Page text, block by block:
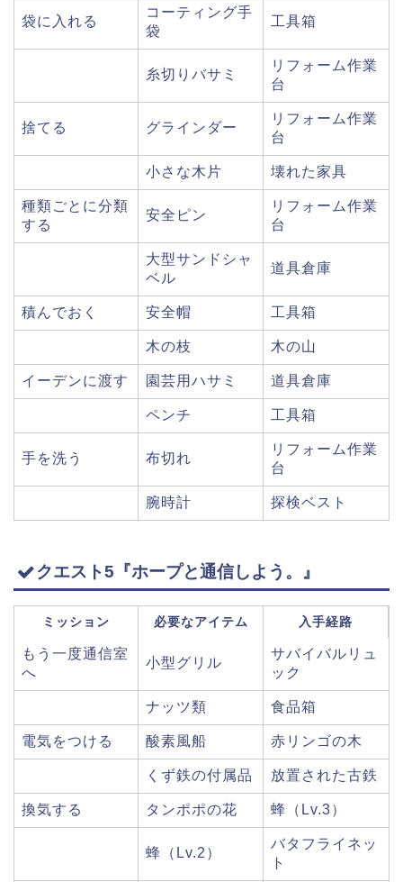
袋に入れる
コーティング手
袋
工具箱
糸切りバサミ
リフォーム作業
台
捨てる グラインダー
リフォーム作業
台
小さな木片 壊れた家具
種類ごとに分類
する
安全ピン
リフォーム作業
台
大型サンドシャ
ベル
道具倉庫
積んでおく 安全帽 工具箱
木の枝 木の山
イーデンに渡す 園芸用ハサミ 道具倉庫
ペンチ 工具箱
手を洗う 布切れ
リフォーム作業
台
腕時計 探検ベスト
クエスト5『ホープと通信しよう。』
ミッション 必要なアイテム 入手経路
もう一度通信室
へ
小型グリル
サバイバルリュ
ック
ナッツ類 食品箱
電気をつける 酸素風船 赤リンゴの木
くず鉄の付属品 放置された古鉄
換気する タンポポの花 蜂（Lv.3）
蜂（Lv.2）
バタフライネッ
ト